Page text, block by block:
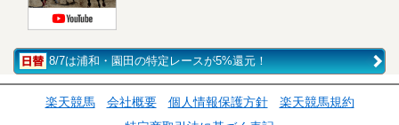
8/7は浦和・園田の特定レースが5%還元！
楽天競馬 会社概要 個人情報保護方針
楽天競馬規約